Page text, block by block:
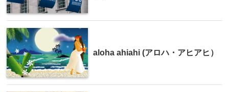
aloha ahiahi (アロハ・アヒアヒ）